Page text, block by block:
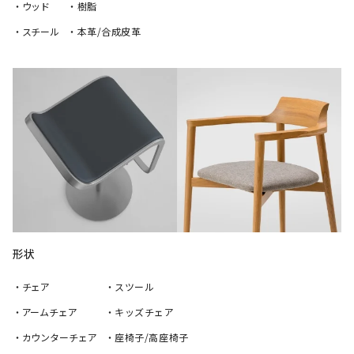
・ウッド
・スチール
・樹脂
・本革/合成皮革
形状
・チェア
・アームチェア
・カウンターチェア
・スツール
・キッズチェア
・座椅子/高座椅子